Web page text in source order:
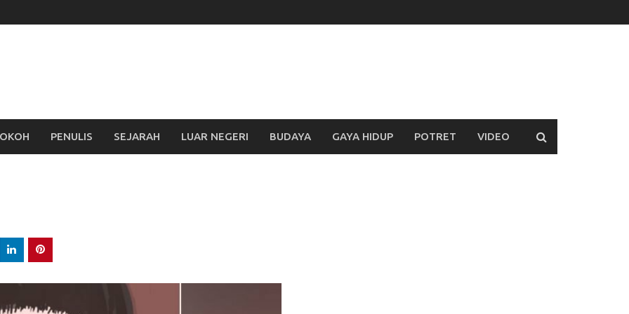
PENULIS SEJARAH LUAR NEGERI BUDAYA GAYA HIDUP POTRET VIDEO